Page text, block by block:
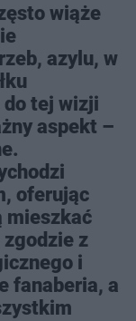
wiąże
azylu, w
do tej wizji
aspekt –
oferując
mieszkać
z
i
fanaberia, a